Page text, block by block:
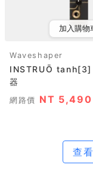
加入購物
Waveshaper
INSTRUŌ tanh[3]
器
網路價 NT 5,490
查